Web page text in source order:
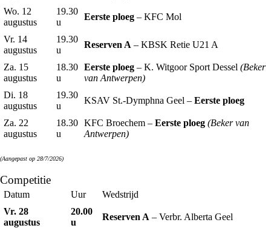
Wo. 12
augustus
19.30
u
Eerste ploeg – KFC Mol
Vr. 14
augustus
19.30
u
Reserven A – KBSK Retie U21 A
Za. 15
augustus
18.30
u
Eerste ploeg – K. Witgoor Sport Dessel (Beker
van Antwerpen)
Di. 18
augustus
19.30
u
KSAV St.-Dymphna Geel – Eerste ploeg
Za. 22
augustus
18.30
u
KFC Broechem – Eerste ploeg (Beker van
Antwerpen)
(Aangepast op 28/7/2026)
Competitie
Datum Uur
Wedstrijd
Vr. 28
augustus
20.00
u
Reserven A – Verbr. Alberta Geel